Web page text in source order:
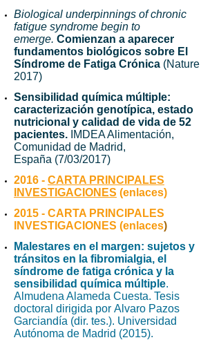
Biological underpinnings of chronic
fatigue syndrome begin to
emerge. Comienzan a aparecer
fundamentos biológicos sobre El
Síndrome de Fatiga Crónica (Nature
2017)
Sensibilidad química múltiple:
caracterización genotípica, estado
nutricional y calidad de vida de 52
pacientes. IMDEA Alimentación,
Comunidad de Madrid,
España (7/03/2017)
2016 - CARTA PRINCIPALES
INVESTIGACIONES (enlaces)
2015 - CARTA PRINCIPALES
INVESTIGACIONES (enlaces)
Malestares en el margen: sujetos y
tránsitos en la fibromialgia, el
síndrome de fatiga crónica y la
sensibilidad química múltiple.
Almudena Alameda Cuesta. Tesis
doctoral dirigida por Alvaro Pazos
Garciandía (dir. tes.). Universidad
Autónoma de Madrid (2015).